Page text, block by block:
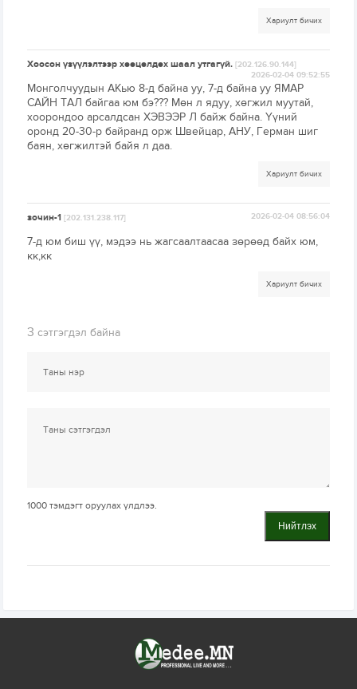
Хариулт бичих
Хоосон үзүүлэлтээр хөөцөлдөх шаал утгагүй.[202.126.90.144]
2026-02-04 09:52:55
Монголчуудын АКью 8-д байна уу, 7-д байна уу ЯМАР
САЙН ТАЛ байгаа юм бэ??? Мөн л ядуу, хөгжил муутай,
хоорондоо арсалдсан ХЭВЭЭР Л байж байна. Үүний
оронд 20-30-р байранд орж Швейцар, АНУ, Герман шиг
баян, хөгжилтэй байя л даа.
Хариулт бичих
зочин-1[202.131.238.117] 2026-02-04 08:56:04
7-д юм биш үү, мэдээ нь жагсаалтаасаа зөрөөд байх юм,
кк,кк
Хариулт бичих
3 сэтгэгдэл байна
1000 тэмдэгт оруулах үлдлээ.
Нийтлэх